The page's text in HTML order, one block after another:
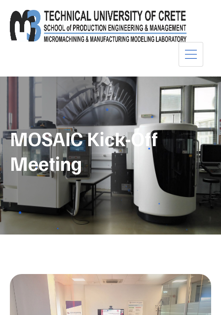
MOSAIC Kick-Off
Meeting